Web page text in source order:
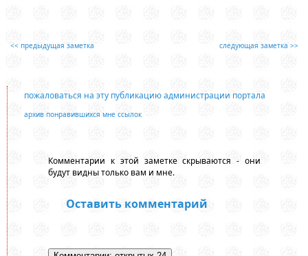
<< предыдущая заметка следующая заметка >>
пожаловаться на эту публикацию администрации портала
архив понравившихся мне ссылок
Комментарии к этой заметке скрываются - они
будут видны только вам и мне.
Оставить комментарий